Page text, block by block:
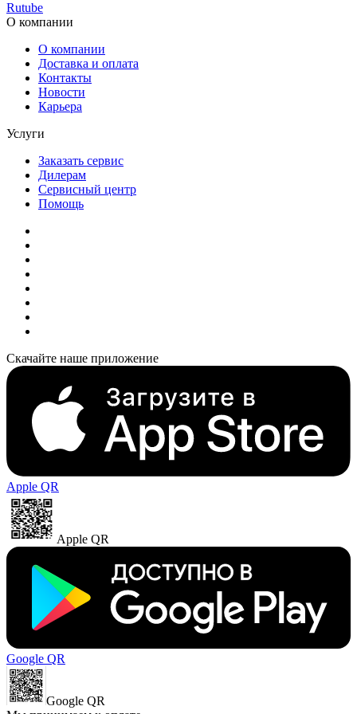
Rutube
О компании
О компании
Доставка и оплата
Контакты
Новости
Карьера
Услуги
Заказать сервис
Дилерам
Сервисный центр
Помощь
Скачайте наше приложение
Apple QR
Apple QR
Google QR
Google QR